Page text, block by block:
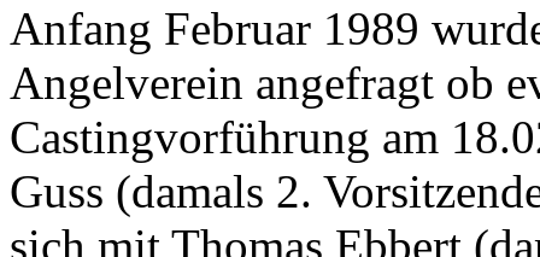
Anfang Februar 1989
Angelverein angefragt ob
Castingvorführung am
Guss (damals 2.
sich mit Thomas Ebbert